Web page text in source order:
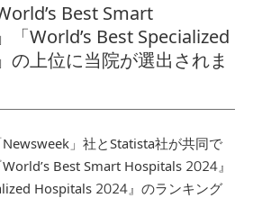
Best Smart
World’s Best Specialized
上位に当院が選出されま
」社とStatista社が共同で
Best Smart Hospitals 2024』
Hospitals 2024』のランキング